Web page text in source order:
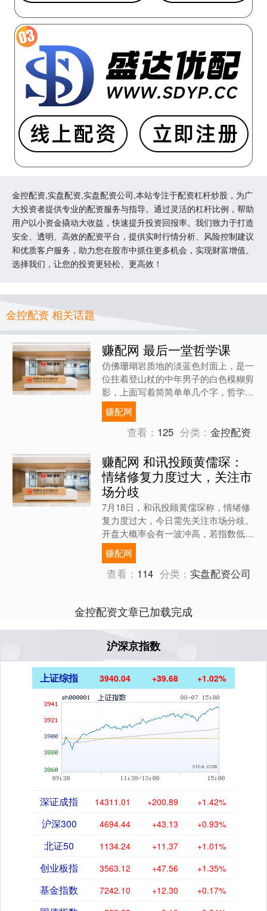
金控配资,实盘配资,实盘配资公司,本站专注于配资杠杆炒股，为广
大投资者提供专业的配资服务与指导。通过灵活的杠杆比例，帮助
用户以小资金撬动大收益，快速提升投资回报率。我们致力于打造
安全、透明、高效的配资平台，提供实时行情分析、风险控制建议
和优质客户服务，助力您在股市中抓住更多机会，实现财富增值。
选择我们，让您的投资更轻松、更高效！
金控配资 相关话题
赚配网 最后一堂哲学课
仿佛珊瑚岩质地的淡蓝色封面上，是一
位拄着登山杖的中年男子的白色模糊剪
影，上面写着简简单单几个字，哲学家
的最后一课。 2024年7月12日，中国人
民大学哲学学院教....
赚配网
查看： 125 分类：金控配资
赚配网 和讯投顾黄儒琛：
情绪修复力度过大，关注市
场分歧
7月18日，和讯投顾黄儒琛称，情绪修
复力度过大，今日需先关注市场分歧。
开盘大概率会有一波冲高，若指数低开
情况尚可，但高开则很可能被获利盘兑
现。特别是AI方向和创....
赚配网
查看： 114 分类： 实盘配资公司
金控配资文章已加载完成
沪深京指数
上证综指 3940.04 +39.68 +1.02%
深证成指 14311.01 +200.89 +1.42%
沪深300 4694.44 +43.13 +0.93%
北证50 1134.24 +11.37 +1.01%
创业板指 3563.12 +47.56 +1.35%
基金指数 7242.10 +12.30 +0.17%